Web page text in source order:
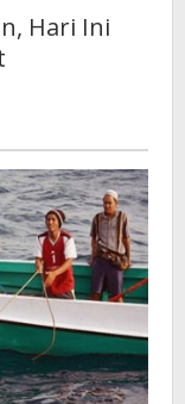
Kangean,
Kalianget
Hari Ini